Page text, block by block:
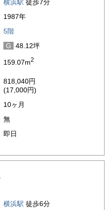
横浜駅 徒歩7分
1987年
5階
G
48.12坪
159.07m2
818,040円
(17,000円)
10ヶ月
無
即日
横浜駅 徒歩6分